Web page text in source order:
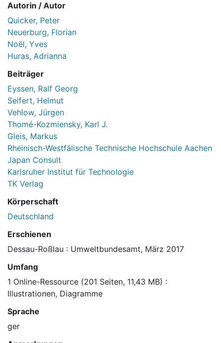
Autorin / Autor
Quicker, Peter
Neuerburg, Florian
Noël, Yves
Huras, Adrianna
Beiträger
Eyssen, Ralf Georg
Seifert, Helmut
Vehlow, Jürgen
Thomé-Kozmiensky, Karl J.
Gleis, Markus
Rheinisch-Westfälische Technische Hochschule Aachen
Japan Consult
Karlsruher Institut für Technologie
TK Verlag
Körperschaft
Deutschland
Erschienen
Dessau-Roßlau : Umweltbundesamt, März 2017
Umfang
1 Online-Ressource (201 Seiten, 11,43 MB) :
Illustrationen, Diagramme
Sprache
ger